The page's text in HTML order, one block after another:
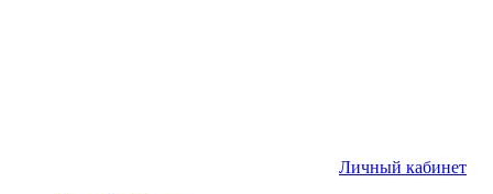
Личный кабинет